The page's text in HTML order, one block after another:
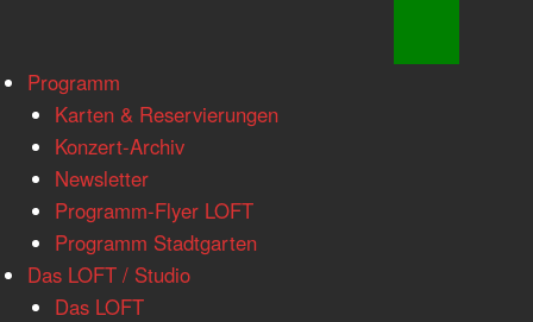
www.loftkoeln.de
navigation
Skip
content
Programm
Karten & Reservierungen
Konzert-Archiv
Newsletter
Programm-Flyer LOFT
Programm Stadtgarten
Das LOFT / Studio
Das LOFT